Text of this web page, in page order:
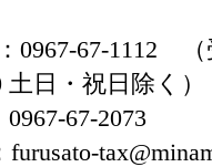
67-1112 （
土日・祝日除く）
67-2073